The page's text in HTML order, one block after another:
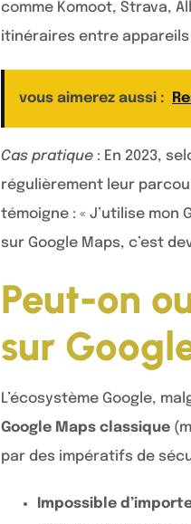
comme Komoot, Strava,
itinéraires entre
vous aimerez aussi :
Cas pratique : En 2023,
régulièrement leur
témoigne : « J’utilise
sur Google Maps, c’est
Peut-on
sur
L’écosystème Google,
Google Maps classique
par des impératifs de
Impossible